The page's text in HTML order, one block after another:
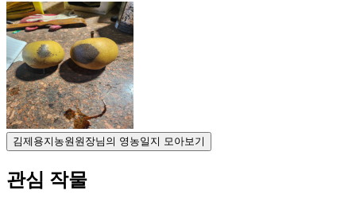
김제용지농원원장님의 영농일지 모아보기
관심 작물